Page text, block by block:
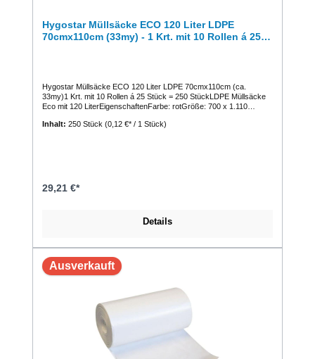
Hygostar Müllsäcke ECO 120 Liter LDPE
70cmx110cm (33my) - 1 Krt. mit 10 Rollen á 25
Hygostar Müllsäcke ECO 120 Liter LDPE 70cmx110cm (ca.
33my)1 Krt. mit 10 Rollen á 25 Stück = 250 StückLDPE Müllsäcke
Eco mit 120 LiterEigenschaftenFarbe: rotGröße: 700 x 1.110
Folie)Volumen: 120 Literfeste Qualität, weich-elastischextrem zäh
Inhalt: 250 Stück (0,12 €* / 1 Stück)
29,21 €*
Details
Ausverkauft